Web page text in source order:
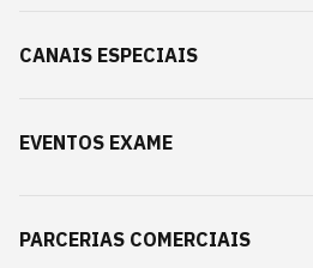
CANAIS ESPECIAIS
EVENTOS EXAME
PARCERIAS COMERCIAIS